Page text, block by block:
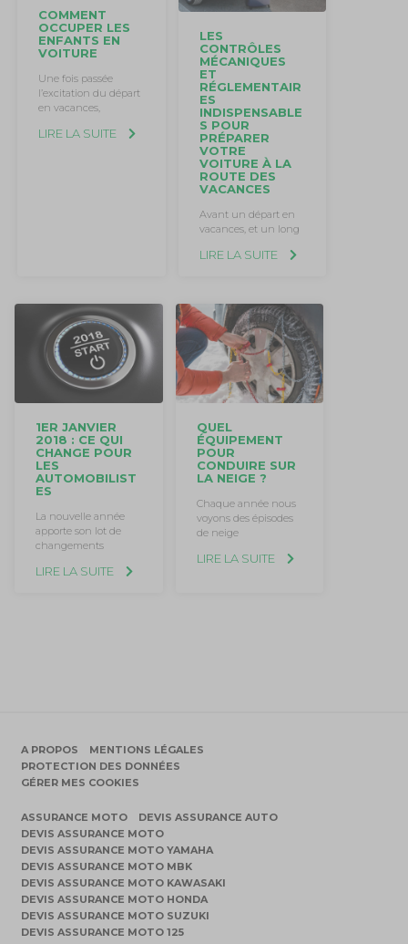
COMMENT
OCCUPER LES
ENFANTS EN
VOITURE
Une fois passée
l’excitation du départ
en vacances,
LIRE LA SUITE
LES
CONTRÔLES
MÉCANIQUES
ET
RÉGLEMENTAIR
ES
INDISPENSABLE
S POUR
PRÉPARER
VOTRE
VOITURE À LA
ROUTE DES
VACANCES
Avant un départ en
vacances, et un long
LIRE LA SUITE
1ER JANVIER
2018 : CE QUI
CHANGE POUR
LES
AUTOMOBILIST
ES
La nouvelle année
apporte son lot de
changements
LIRE LA SUITE
QUEL
ÉQUIPEMENT
POUR
CONDUIRE SUR
LA NEIGE ?
Chaque année nous
voyons des épisodes
de neige
LIRE LA SUITE
A PROPOS
MENTIONS LÉGALES
PROTECTION DES DONNÉES
GÉRER MES COOKIES
ASSURANCE MOTO
DEVIS ASSURANCE AUTO
DEVIS ASSURANCE MOTO
DEVIS ASSURANCE MOTO YAMAHA
DEVIS ASSURANCE MOTO MBK
DEVIS ASSURANCE MOTO KAWASAKI
DEVIS ASSURANCE MOTO HONDA
DEVIS ASSURANCE MOTO SUZUKI
DEVIS ASSURANCE MOTO 125